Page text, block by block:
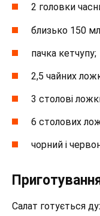
2 головки
близько 150 мл
пачка кетчупу;
2,5 чайних
3 столові
6 столових
чорний і
Салат готується